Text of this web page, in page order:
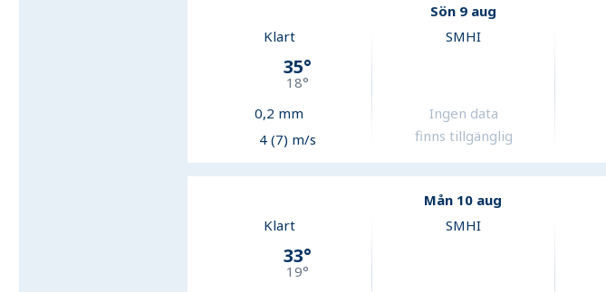
Sön 9 aug
Klart
35°
18°
0,2 mm
4 (7) m/s
SMHI
Ingen data
finns tillgänglig
Mån 10 aug
Klart
33°
19°
SMHI